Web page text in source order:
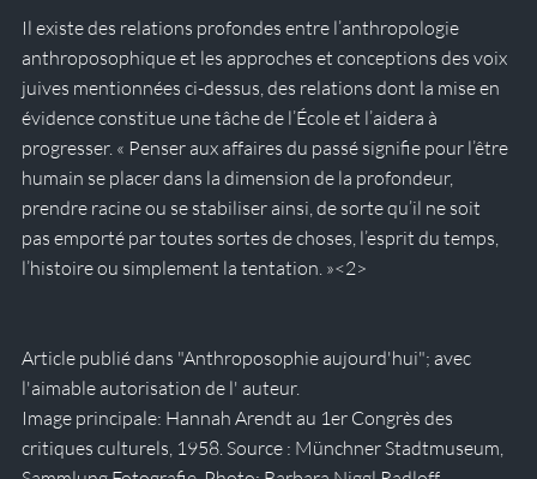
Il existe des relations profondes entre l’anthropologie
anthroposophique et les approches et conceptions des voix
juives mentionnées ci-dessus, des relations dont la mise en
évidence constitue une tâche de l’École et l’aidera à
progresser. « Penser aux affaires du passé signifie pour l’être
humain se placer dans la dimension de la profondeur,
prendre racine ou se stabiliser ainsi, de sorte qu’il ne soit
pas emporté par toutes sortes de choses, l’esprit du temps,
l’histoire ou simplement la tentation. »<2>
Article publié dans "Anthroposophie aujourd'hui"; avec
l'aimable autorisation de l' auteur.
Image principale: Hannah Arendt au 1er Congrès des
critiques culturels, 1958. Source : Münchner Stadtmuseum,